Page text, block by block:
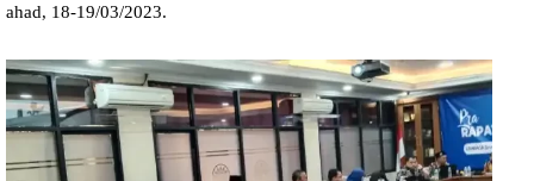
ahad, 18-19/03/2023.